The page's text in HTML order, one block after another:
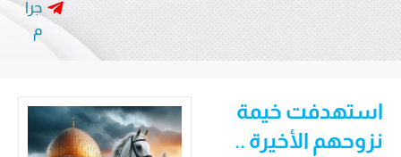
جرا
م
استهدفت خيمة
نزوحهم الأخيرة ..